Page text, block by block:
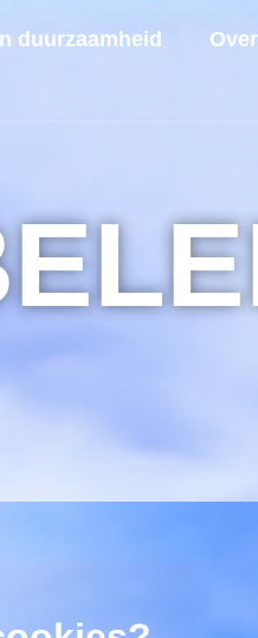
duurzaamheid